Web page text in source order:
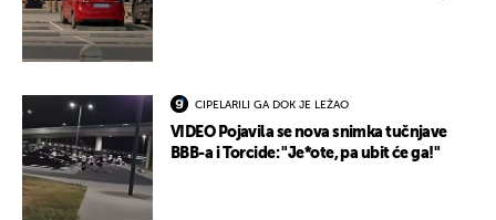
CIPELARILI GA DOK JE LEŽAO
VIDEO Pojavila se nova snimka tučnjave
BBB-a i Torcide: "Je*ote, pa ubit će ga!"